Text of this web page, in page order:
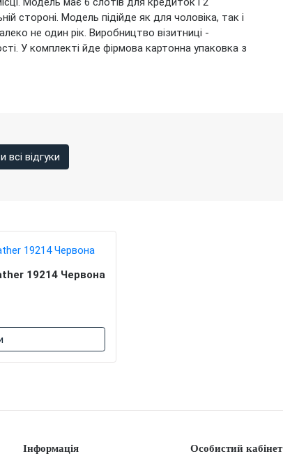
стороні. Модель підійде як для чоловіка, так і
не один рік. Виробництво візитниці -
У комплекті йде фірмова картонна упаковка з
всі відгуки
19214 Червона
Інформація
Особистий кабінет